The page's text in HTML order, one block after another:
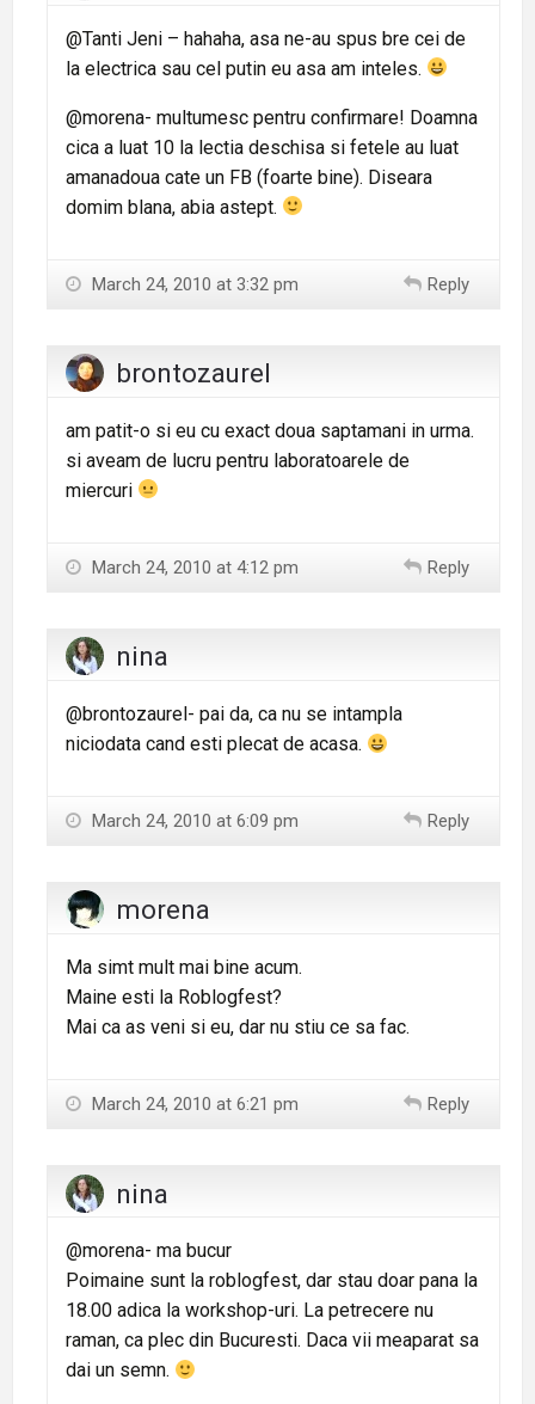
@Tanti Jeni – hahaha, asa ne-au spus bre cei de
la electrica sau cel putin eu asa am inteles.
@morena- multumesc pentru confirmare! Doamna
cica a luat 10 la lectia deschisa si fetele au luat
amanadoua cate un FB (foarte bine). Diseara
domim blana, abia astept.
March 24, 2010 at 3:32 pm Reply
brontozaurel
am patit-o si eu cu exact doua saptamani in urma.
si aveam de lucru pentru laboratoarele de
miercuri
March 24, 2010 at 4:12 pm Reply
nina
@brontozaurel- pai da, ca nu se intampla
niciodata cand esti plecat de acasa.
March 24, 2010 at 6:09 pm Reply
morena
Ma simt mult mai bine acum.
Maine esti la Roblogfest?
Mai ca as veni si eu, dar nu stiu ce sa fac.
March 24, 2010 at 6:21 pm Reply
nina
@morena- ma bucur
Poimaine sunt la roblogfest, dar stau doar pana la
18.00 adica la workshop-uri. La petrecere nu
raman, ca plec din Bucuresti. Daca vii meaparat sa
dai un semn.